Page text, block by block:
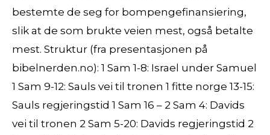
bestemte de seg for bompengefinansiering,
slik at de som brukte veien mest, også betalte
mest. Struktur (fra presentasjonen på
bibelnerden.no): 1 Sam 1-8: Israel under Samuel
1 Sam 9-12: Sauls vei til tronen 1 fitte norge 13-15:
Sauls regjeringstid 1 Sam 16 – 2 Sam 4: Davids
vei til tronen 2 Sam 5-20: Davids regjeringstid 2